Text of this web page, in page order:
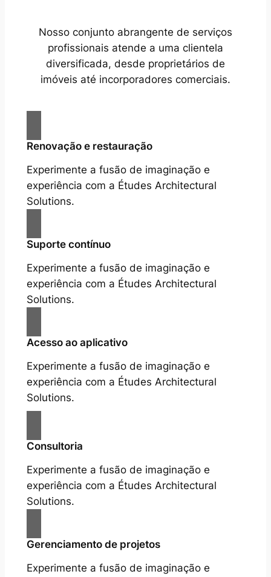
Nosso conjunto abrangente de serviços
profissionais atende a uma clientela
diversificada, desde proprietários de
imóveis até incorporadores comerciais.
Renovação e restauração
Experimente a fusão de imaginação e
experiência com a Études Architectural
Solutions.
Suporte contínuo
Experimente a fusão de imaginação e
experiência com a Études Architectural
Solutions.
Acesso ao aplicativo
Experimente a fusão de imaginação e
experiência com a Études Architectural
Solutions.
Consultoria
Experimente a fusão de imaginação e
experiência com a Études Architectural
Solutions.
Gerenciamento de projetos
Experimente a fusão de imaginação e